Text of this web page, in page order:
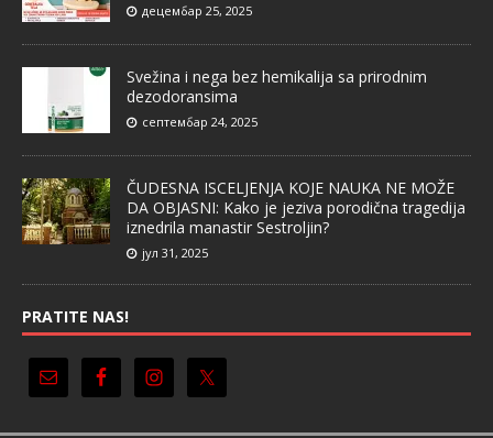
децембар 25, 2025
Svežina i nega bez hemikalija sa prirodnim
dezodoransima
септембар 24, 2025
ČUDESNA ISCELJENJA KOJE NAUKA NE MOŽE
DA OBJASNI: Kako je jeziva porodična tragedija
iznedrila manastir Sestroljin?
јул 31, 2025
PRATITE NAS!